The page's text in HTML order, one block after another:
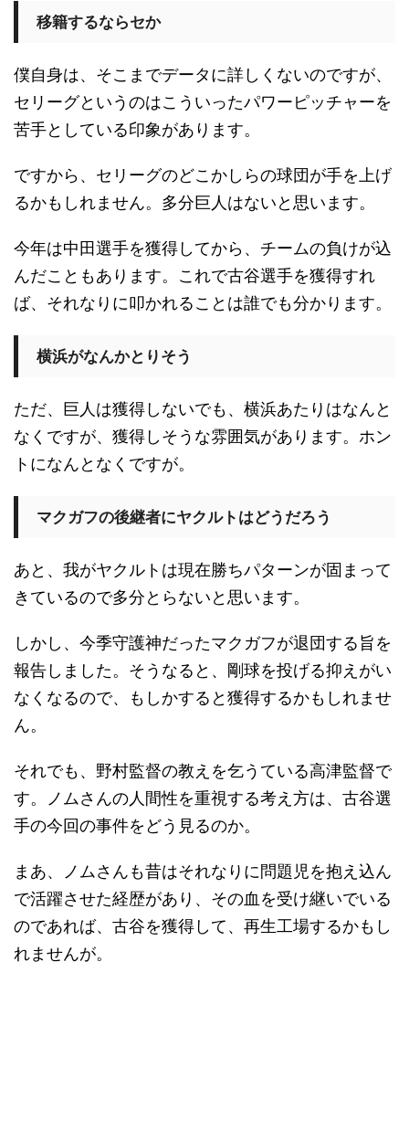
移籍するならセか
僕自身は、そこまでデータに詳しくないのですが、
セリーグというのはこういったパワーピッチャーを
苦手としている印象があります。
ですから、セリーグのどこかしらの球団が手を上げ
るかもしれません。多分巨人はないと思います。
今年は中田選手を獲得してから、チームの負けが込
んだこともあります。これで古谷選手を獲得すれ
ば、それなりに叩かれることは誰でも分かります。
横浜がなんかとりそう
ただ、巨人は獲得しないでも、横浜あたりはなんと
なくですが、獲得しそうな雰囲気があります。ホン
トになんとなくですが。
マクガフの後継者にヤクルトはどうだろう
あと、我がヤクルトは現在勝ちパターンが固まって
きているので多分とらないと思います。
しかし、今季守護神だったマクガフが退団する旨を
報告しました。そうなると、剛球を投げる抑えがい
なくなるので、もしかすると獲得するかもしれませ
ん。
それでも、野村監督の教えを乞うている高津監督で
す。ノムさんの人間性を重視する考え方は、古谷選
手の今回の事件をどう見るのか。
まあ、ノムさんも昔はそれなりに問題児を抱え込ん
で活躍させた経歴があり、その血を受け継いでいる
のであれば、古谷を獲得して、再生工場するかもし
れませんが。